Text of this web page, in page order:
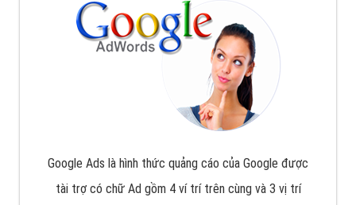
Google Ads là hình thức quảng cáo của Google được
tài trợ có chữ Ad gồm 4 ví trí trên cùng và 3 vị trí